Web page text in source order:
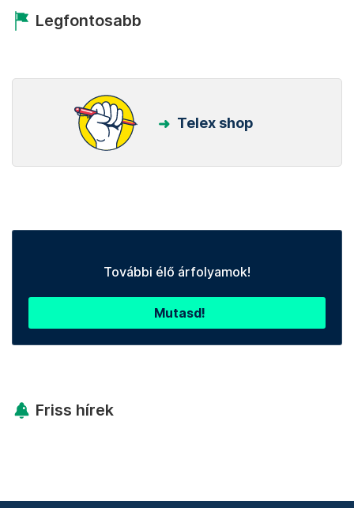
Legfontosabb
Telex shop
További élő árfolyamok!
Mutasd!
Friss hírek